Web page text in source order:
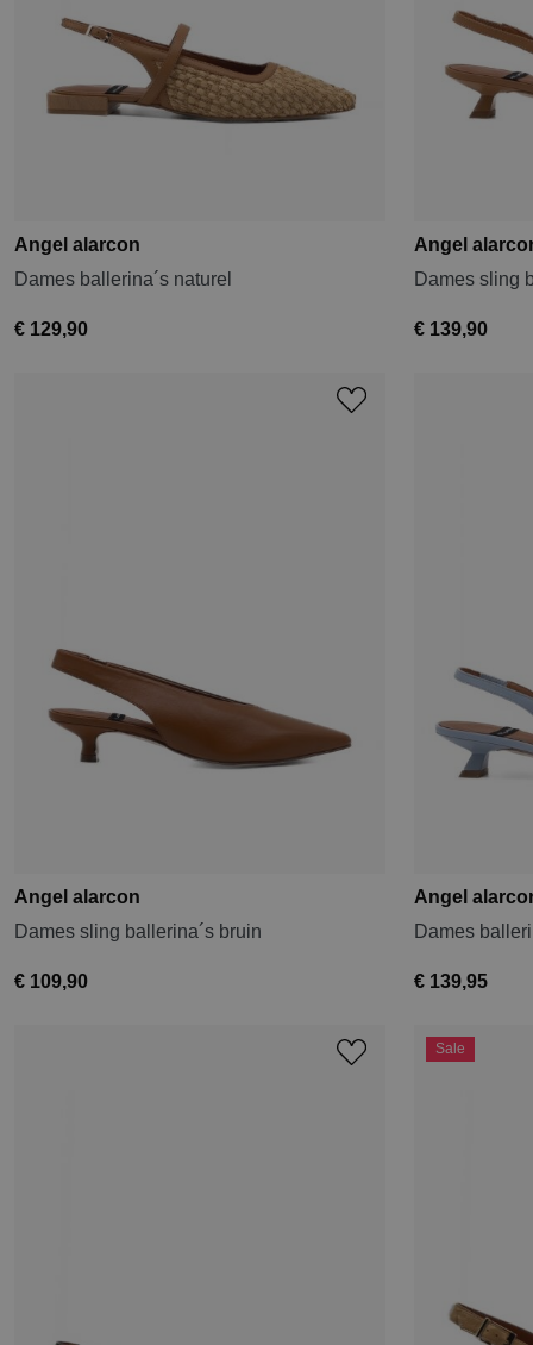
Angel alarcon
Dames ballerina´s naturel
€ 129,90
Angel
Dames sling
€ 139,90
Angel alarcon
Dames sling ballerina´s bruin
€ 109,90
Angel
Dames
€ 139,95
Sale